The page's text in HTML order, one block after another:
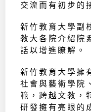
交流而有初步的
新竹教育大學副
教大各院介紹院
話以增進瞭解。
新竹教育大學擁
社會與藝術學院
範，跨越文教，
研發擁有亮眼的